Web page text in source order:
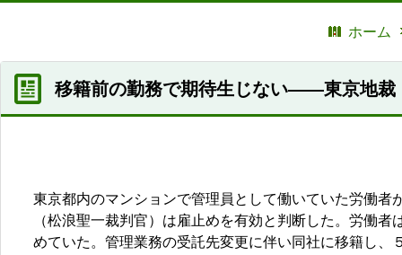
ホーム
移籍前の勤務で期待生じない――東京地裁
東京都内のマンションで管理員として働いていた労働
（松浪聖一裁判官）は雇止めを有効と判断した。労働
めていた。管理業務の受託先変更に伴い同社に移籍し